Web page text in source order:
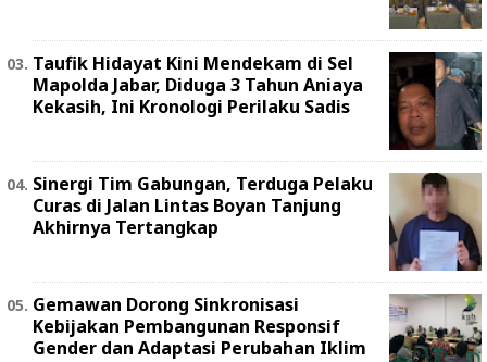
Taufik Hidayat Kini Mendekam di Sel
Mapolda Jabar, Diduga 3 Tahun Aniaya
Kekasih, Ini Kronologi Perilaku Sadis
Sinergi Tim Gabungan, Terduga Pelaku
Curas di Jalan Lintas Boyan Tanjung
Akhirnya Tertangkap
Gemawan Dorong Sinkronisasi
Kebijakan Pembangunan Responsif
Gender dan Adaptasi Perubahan Iklim